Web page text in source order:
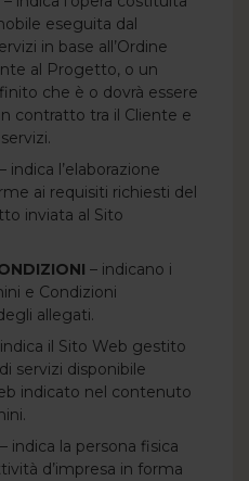
eseguita dal
in base all’Ordine
al Progetto, o un
che è o dovrà essere
contratto tra il Cliente e
– indica l’elaborazione
ai requisiti richiesti del
inviata al Sito
– indicano i
e Condizioni
allegati.
il Sito Web gestito
servizi disponibile
indicato nel contenuto
– indica la persona fisica
d’impresa in forma